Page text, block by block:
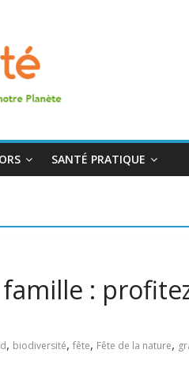
SANTÉ PRATIQUE
:
, biodiversité, fête, Fête de la nature,